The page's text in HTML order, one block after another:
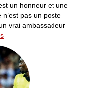
un honneur et une
pas un poste
vrai ambassadeur